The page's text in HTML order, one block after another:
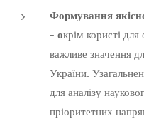
Формування
- окрім користі
важливе значення
України.
для аналізу
пріоритетних